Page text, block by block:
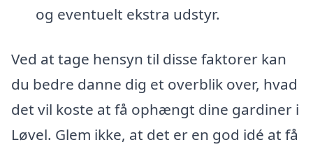
og eventuelt ekstra udstyr.
Ved at tage hensyn til disse faktorer kan
du bedre danne dig et overblik over, hvad
det vil koste at få ophængt dine gardiner i
Løvel. Glem ikke, at det er en god idé at få